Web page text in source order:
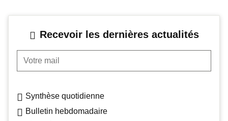
Recevoir les dernières actualités
Votre mail
Synthèse quotidienne
Bulletin hebdomadaire